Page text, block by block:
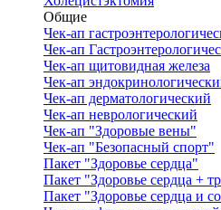
Общие
Чек-ап
Чек-ап
Чек-ап щитовидная железа
Чек-ап
Чек-ап дерматологический
Чек-ап неврологический
Чек-ап "Здоровые вены"
Чек-ап "Безопасный спорт"
Пакет "Здоровье сердца"
Пакет "Здоровье сердца +
Пакет "Здоровье сердца и